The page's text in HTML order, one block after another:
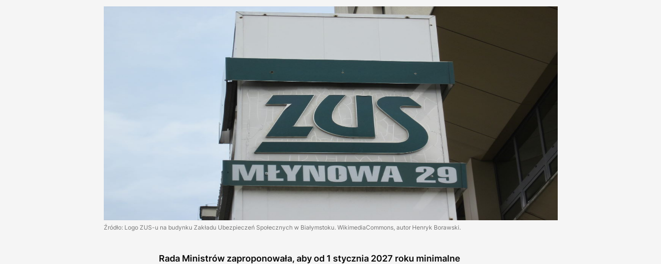
Źródło: Logo ZUS-u na budynku Zakładu Ubezpieczeń Społecznych w Białymstoku. WikimediaCommons, autor Henryk Borawski.
Rada Ministrów zaproponowała, aby od 1 stycznia 2027 roku minimalne